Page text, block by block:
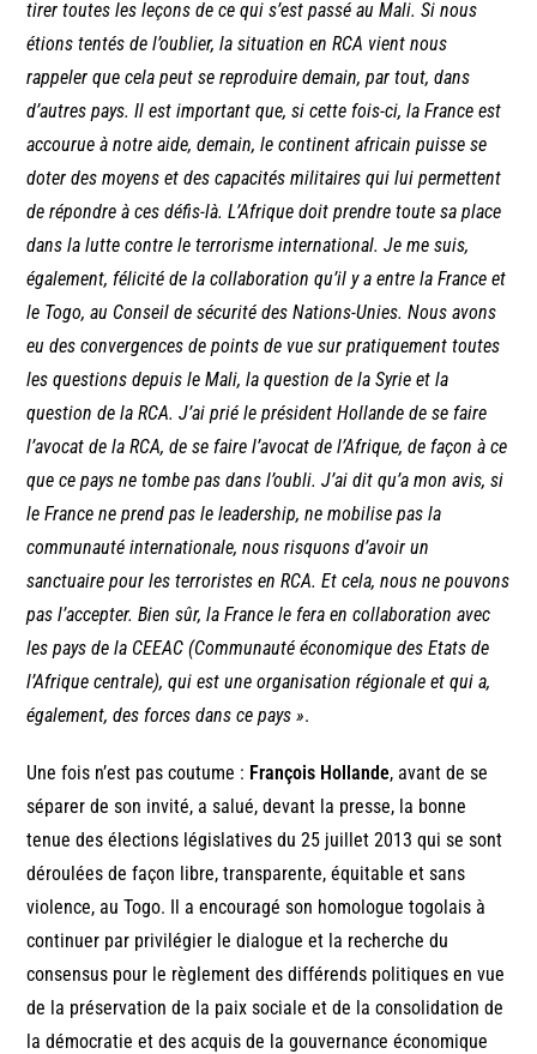
tirer toutes les leçons de ce qui s’est passé au Mali. Si nous
étions tentés de l’oublier, la situation en RCA vient nous
rappeler que cela peut se reproduire demain, par tout, dans
d’autres pays. Il est important que, si cette fois-ci, la France est
accourue à notre aide, demain, le continent africain puisse se
doter des moyens et des capacités militaires qui lui permettent
de répondre à ces défis-là. L’Afrique doit prendre toute sa place
dans la lutte contre le terrorisme international. Je me suis,
également, félicité de la collaboration qu’il y a entre la France et
le Togo, au Conseil de sécurité des Nations-Unies. Nous avons
eu des convergences de points de vue sur pratiquement toutes
les questions depuis le Mali, la question de la Syrie et la
question de la RCA. J’ai prié le président Hollande de se faire
l’avocat de la RCA, de se faire l’avocat de l’Afrique, de façon à ce
que ce pays ne tombe pas dans l’oubli. J’ai dit qu’a mon avis, si
le France ne prend pas le leadership, ne mobilise pas la
communauté internationale, nous risquons d’avoir un
sanctuaire pour les terroristes en RCA. Et cela, nous ne pouvons
pas l’accepter. Bien sûr, la France le fera en collaboration avec
les pays de la CEEAC (Communauté économique des Etats de
l’Afrique centrale), qui est une organisation régionale et qui a,
également, des forces dans ce pays ».
Une fois n’est pas coutume : François Hollande, avant de se
séparer de son invité, a salué, devant la presse, la bonne
tenue des élections législatives du 25 juillet 2013 qui se sont
déroulées de façon libre, transparente, équitable et sans
violence, au Togo. Il a encouragé son homologue togolais à
continuer par privilégier le dialogue et la recherche du
consensus pour le règlement des différends politiques en vue
de la préservation de la paix sociale et de la consolidation de
la démocratie et des acquis de la gouvernance économique